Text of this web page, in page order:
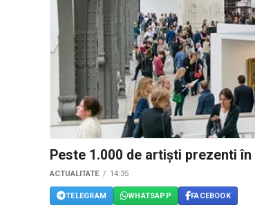
Peste 1.000 de artiști prezenti
ACTUALITATE 14:35
TELEGRAM WHATSAPP FACEBOOK